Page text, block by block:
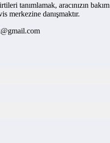
tanımlamak, aracınızın
merkezine danışmaktır.